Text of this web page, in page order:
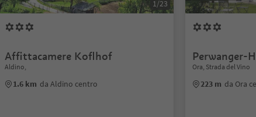
1/23
Affittacamere Koflhof
Aldino,
1.6 km da Aldino centro
Perwanger-
Ora, Strada del Vino
223 m da Ora